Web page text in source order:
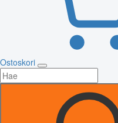
Ostoskori